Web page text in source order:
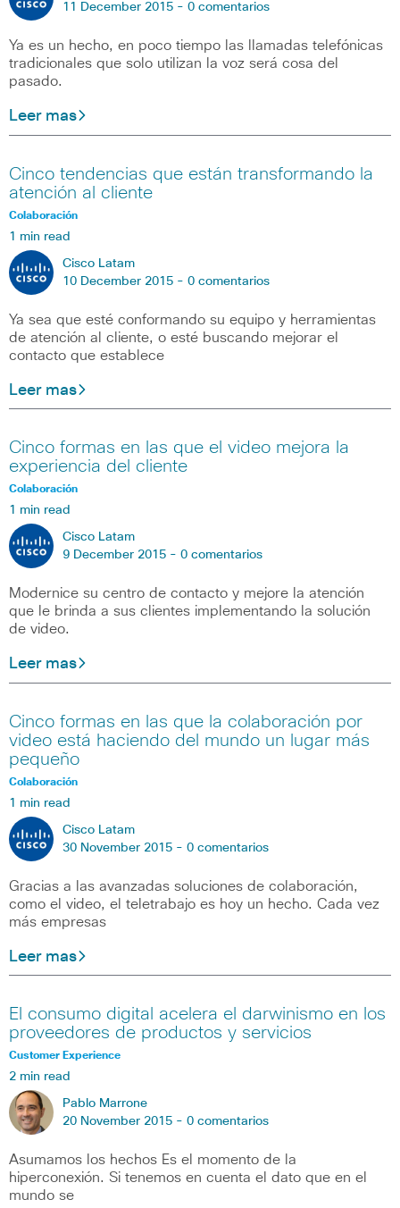
11 December 2015 - 0 comentarios
Ya es un hecho, en poco tiempo las llamadas telefónicas
tradicionales que solo utilizan la voz será cosa del
pasado.
Leer mas
Cinco tendencias que están transformando la
atención al cliente
Colaboración
1 min read
Cisco Latam
10 December 2015 - 0 comentarios
Ya sea que esté conformando su equipo y herramientas
de atención al cliente, o esté buscando mejorar el
contacto que establece
Leer mas
Cinco formas en las que el video mejora la
experiencia del cliente
Colaboración
1 min read
Cisco Latam
9 December 2015 - 0 comentarios
Modernice su centro de contacto y mejore la atención
que le brinda a sus clientes implementando la solución
de video.
Leer mas
Cinco formas en las que la colaboración por
video está haciendo del mundo un lugar más
pequeño
Colaboración
1 min read
Cisco Latam
30 November 2015 - 0 comentarios
Gracias a las avanzadas soluciones de colaboración,
como el video, el teletrabajo es hoy un hecho. Cada vez
más empresas
Leer mas
El consumo digital acelera el darwinismo en los
proveedores de productos y servicios
Customer Experience
2 min read
Pablo Marrone
20 November 2015 - 0 comentarios
Asumamos los hechos Es el momento de la
hiperconexión. Si tenemos en cuenta el dato que en el
mundo se